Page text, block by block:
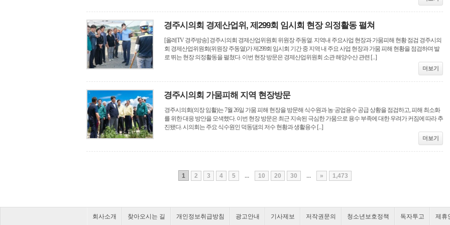
경주시의회 경제산업위, 제299회 임시회 현장 의정활동 펼쳐
[올레TV 경주방송] 경주시의회 경제산업위원회 위원장 주동열. 지역내 주요사업 현장과 가뭄피해 현황 점검 경주시의
회 경제산업위원회(위원장 주동열)가 제299회 임시회 기간 중 지역 내 주요 사업 현장과 가뭄 피해 현황을 점검하며 발
로 뛰는 현장 의정활동을 펼쳤다. 이번 현장 방문은 경제산업위원회 소관 해양수산 관련 [...]
더보기
경주시의회 가뭄피해 지역 현장방문
경주시의회(의장 임활)는 7월 26일 가뭄 피해 현장을 방문해 식수원과 농·공업용수 공급 상황을 점검하고, 피해 최소화
를 위한 대응 방안을 모색했다. 이번 현장 방문은 최근 지속된 극심한 가뭄으로 용수 부족에 대한 우려가 커짐에 따라 추
진됐다. 시의회는 주요 식수원인 덕동댐의 저수 현황과 생활용수 [...]
더보기
1 2 3 4 5 ... 10 20 30 ... » 1,473
회사소개 찾아오시는 길 개인정보취급방침 광고안내 기사제보 저작권문의 청소년보호정책 독자투고 제휴